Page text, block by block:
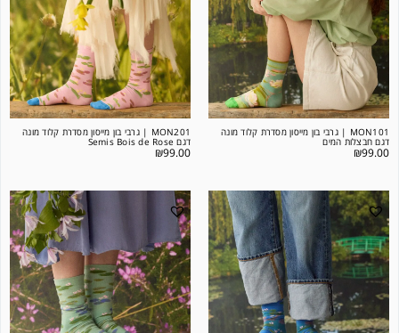
MON101 | גרבי בון מייסון מסדרת קלוד מונה
דגם חבצלות המים
₪99.00
MON201 | גרבי בון מייסון מסדרת קלוד מונה
דגם Semis Bois de Rose
₪99.00